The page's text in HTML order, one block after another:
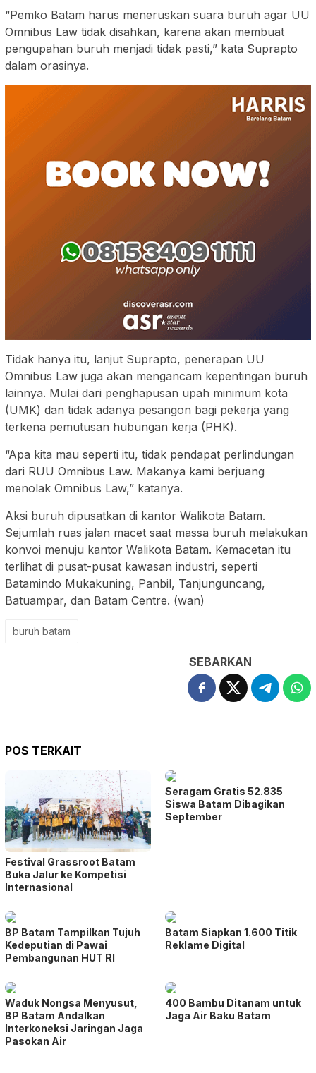
“Pemko Batam harus meneruskan suara buruh agar UU
Omnibus Law tidak disahkan, karena akan membuat
pengupahan buruh menjadi tidak pasti,” kata Suprapto
dalam orasinya.
Tidak hanya itu, lanjut Suprapto, penerapan UU
Omnibus Law juga akan mengancam kepentingan buruh
lainnya. Mulai dari penghapusan upah minimum kota
(UMK) dan tidak adanya pesangon bagi pekerja yang
terkena pemutusan hubungan kerja (PHK).
“Apa kita mau seperti itu, tidak pendapat perlindungan
dari RUU Omnibus Law. Makanya kami berjuang
menolak Omnibus Law,” katanya.
Aksi buruh dipusatkan di kantor Walikota Batam.
Sejumlah ruas jalan macet saat massa buruh melakukan
konvoi menuju kantor Walikota Batam. Kemacetan itu
terlihat di pusat-pusat kawasan industri, seperti
Batamindo Mukakuning, Panbil, Tanjunguncang,
Batuampar, dan Batam Centre. (wan)
buruh batam
SEBARKAN
POS TERKAIT
Festival Grassroot Batam
Buka Jalur ke Kompetisi
Internasional
Seragam Gratis 52.835
Siswa Batam Dibagikan
September
BP Batam Tampilkan Tujuh
Kedeputian di Pawai
Pembangunan HUT RI
Batam Siapkan 1.600 Titik
Reklame Digital
Waduk Nongsa Menyusut,
BP Batam Andalkan
Interkoneksi Jaringan Jaga
Pasokan Air
400 Bambu Ditanam untuk
Jaga Air Baku Batam